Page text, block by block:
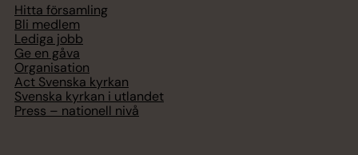
Hitta församling
Bli medlem
Lediga jobb
Ge en gåva
Organisation
Act Svenska kyrkan
Svenska kyrkan i utlandet
Press – nationell nivå